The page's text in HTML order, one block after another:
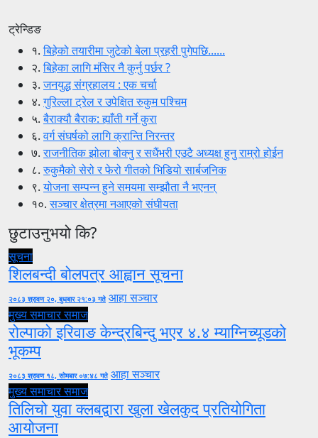
ट्रेन्डिङ
१.बिहेको तयारीमा जुटेको बेला प्रहरी पुगेपछि......
२.बिहेका लागि मंसिर नै कुर्नु पर्छर ?
३.जनयुद्ध संग्रहालय : एक चर्चा
४.गुरिल्ला ट्रेल र उपेक्षित रुकुम पश्चिम
५.बैराक्यौ बैराक: ह्याँती गर्ने कुरा
६.वर्ग संघर्षको लागि क्रान्ति निरन्तर
७.राजनीतिक झोला बोक्नु र सधैंभरी एउटै अध्यक्ष हुनु राम्रो होईन
८.रुकुमैको सेरो र फेरो गीतको भिडियो सार्बजनिक
९.योजना सम्पन्न हुने समयमा सम्झौता नै भएनन्
१०.सञ्चार क्षेत्रमा नआएको संघीयता
छुटाउनुभयो कि?
सूचना
शिलबन्दी बोलपत्र आह्वान सूचना
२०८३ श्रावण २०, बुधबार २१:०३ गते आहा सञ्चार
मुख्य समाचारसमाज
रोल्पाको इरिवाङ केन्द्रबिन्दु भएर ४.४ म्याग्निच्यूडको
भूकम्प
२०८३ श्रावण १८, सोमबार ०७:४८ गते आहा सञ्चार
मुख्य समाचारसमाज
तिलिचो युवा क्लबद्वारा खुला खेलकुद प्रतियोगिता
आयोजना